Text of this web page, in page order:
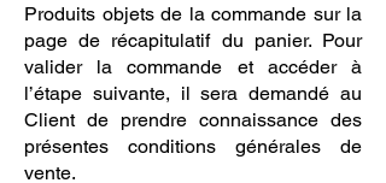
Produits objets de la commande sur la
page de récapitulatif du panier. Pour
valider la commande et accéder à
l’étape suivante, il sera demandé au
Client de prendre connaissance des
présentes conditions générales de
vente.